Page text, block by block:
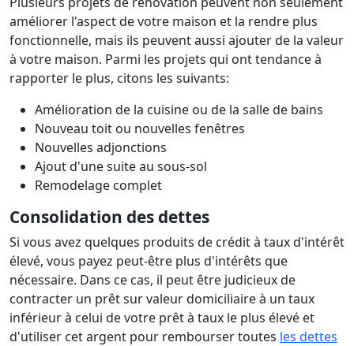
améliorer l'aspect de votre maison et la rendre plus
fonctionnelle, mais ils peuvent aussi ajouter de la valeur
à votre maison. Parmi les projets qui ont tendance à
rapporter le plus, citons les suivants:
Amélioration de la cuisine ou de la salle de bains
Nouveau toit ou nouvelles fenêtres
Nouvelles adjonctions
Ajout d'une suite au sous-sol
Remodelage complet
Consolidation des dettes
Si vous avez quelques produits de crédit à taux d'intérêt
élevé, vous payez peut-être plus d'intérêts que
nécessaire. Dans ce cas, il peut être judicieux de
contracter un prêt sur valeur domiciliaire à un taux
inférieur à celui de votre prêt à taux le plus élevé et
d'utiliser cet argent pour rembourser toutes les dettes